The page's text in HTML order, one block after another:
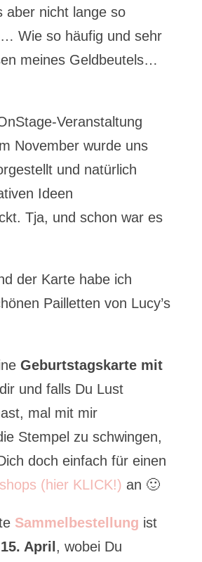
aber nicht lange so
Wie so häufig und sehr
meines Geldbeutels…
Veranstaltung
November wurde uns
und natürlich
Ideen
Tja, und schon war es
der Karte habe ich
Pailletten von Lucy’s
Geburtstagskarte mit
und falls Du Lust
mal mit mir
Stempel zu schwingen,
doch einfach für einen
(hier KLICK!) an 🙂
Sammelbestellung ist
15. April , wobei Du